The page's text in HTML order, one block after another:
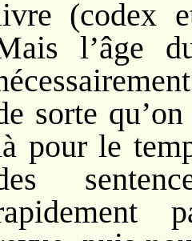
(codex
l’âge
sorte
pour le